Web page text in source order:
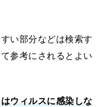
い部分などは検索す
参考にされるとよい
ウィルスに感染しな